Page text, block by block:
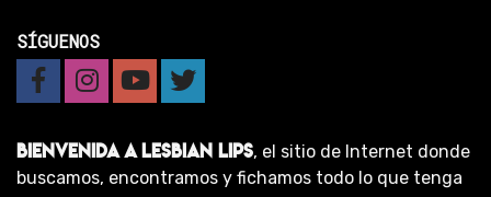
SÍGUENOS
BIENVENIDA A LESBIAN LIPS, el sitio de Internet donde
buscamos, encontramos y fichamos todo lo que tenga